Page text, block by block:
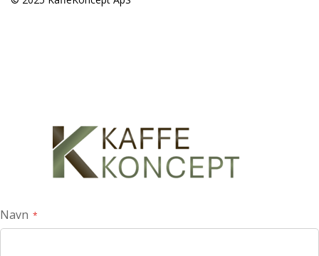
Navn